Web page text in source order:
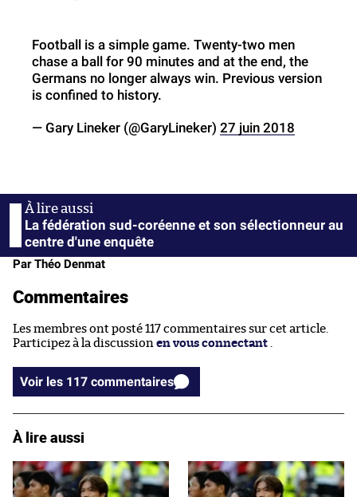
Football is a simple game. Twenty-two men
chase a ball for 90 minutes and at the end, the
Germans no longer always win. Previous version
is confined to history.
— Gary Lineker (@GaryLineker) 27 juin 2018
La fédération sud-coréenne et son sélectionneur au
centre d'une enquête
Par Théo Denmat
Commentaires
Les membres ont posté 117 commentaires sur cet article.
Participez à la discussion en vous connectant
Voir les 117 commentaires
À lire aussi